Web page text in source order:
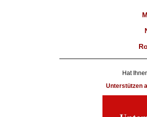
Hat
Unterstützen